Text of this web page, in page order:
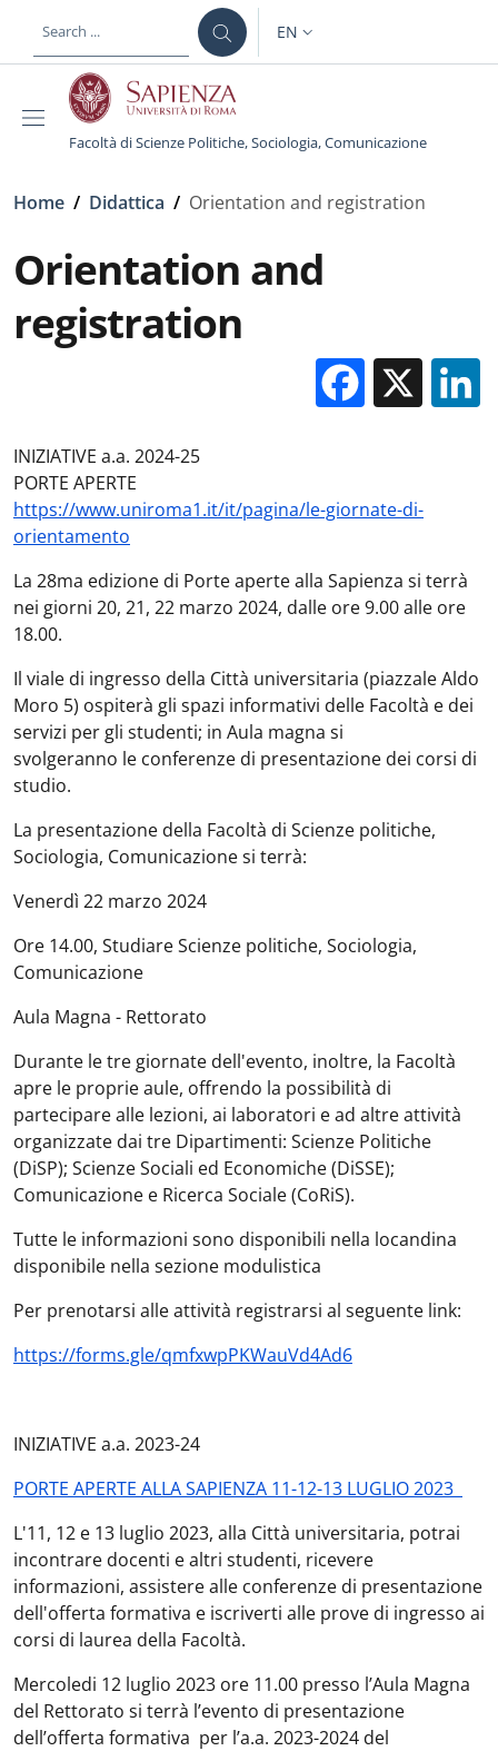
LANGUAGE SWITCHER:
EN
Facoltà di Scienze Politiche, Sociologia, Comunicazione
Breadcrumb
Home / Didattica / Orientation and registration
Orientation and
registration
X
INIZIATIVE a.a. 2024-25
PORTE APERTE
https://www.uniroma1.it/it/pagina/le-giornate-di-
orientamento
La 28ma edizione di Porte aperte alla Sapienza si terrà
nei giorni 20, 21, 22 marzo 2024, dalle ore 9.00 alle ore
18.00.
Il viale di ingresso della Città universitaria (piazzale Aldo
Moro 5) ospiterà gli spazi informativi delle Facoltà e dei
servizi per gli studenti; in Aula magna si
svolgeranno le conferenze di presentazione dei corsi di
studio.
La presentazione della Facoltà di Scienze politiche,
Sociologia, Comunicazione si terrà:
Venerdì 22 marzo 2024
Ore 14.00, Studiare Scienze politiche, Sociologia,
Comunicazione
Aula Magna - Rettorato
Durante le tre giornate dell'evento, inoltre, la Facoltà
apre le proprie aule, offrendo la possibilità di
partecipare alle lezioni, ai laboratori e ad altre attività
organizzate dai tre Dipartimenti: Scienze Politiche
(DiSP); Scienze Sociali ed Economiche (DiSSE);
Comunicazione e Ricerca Sociale (CoRiS).
Tutte le informazioni sono disponibili nella locandina
disponibile nella sezione modulistica
Per prenotarsi alle attività registrarsi al seguente link:
https://forms.gle/qmfxwpPKWauVd4Ad6
INIZIATIVE a.a. 2023-24
PORTE APERTE ALLA SAPIENZA 11-12-13 LUGLIO 2023
L'11, 12 e 13 luglio 2023, alla Città universitaria, potrai
incontrare docenti e altri studenti, ricevere
informazioni, assistere alle conferenze di presentazione
dell'offerta formativa e iscriverti alle prove di ingresso ai
corsi di laurea della Facoltà.
Mercoledi 12 luglio 2023 ore 11.00 presso l’Aula Magna
del Rettorato si terrà l’evento di presentazione
dell’offerta formativa per l’a.a. 2023-2024 del